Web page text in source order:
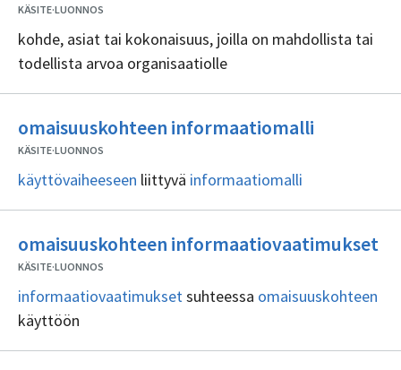
KÄSITE·LUONNOS
kohde, asiat tai kokonaisuus, joilla on mahdollista tai
todellista arvoa organisaatiolle
omaisuuskohteen informaatiomalli
KÄSITE·LUONNOS
käyttövaiheeseen liittyvä informaatiomalli
omaisuuskohteen informaatiovaatimukset
KÄSITE·LUONNOS
informaatiovaatimuksetsuhteessa omaisuuskohteen
käyttöön